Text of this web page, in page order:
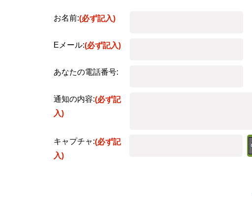
お名前:(必ず記入)
Eメール:(必ず記入)
あなたの電話番号:
通知の内容:(必ず記
入)
キャプチャ:(必ず記
入)